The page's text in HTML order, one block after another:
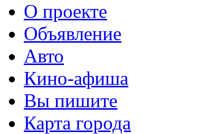
О проекте
Объявление
Авто
Кино-афиша
Вы пишите
Карта города